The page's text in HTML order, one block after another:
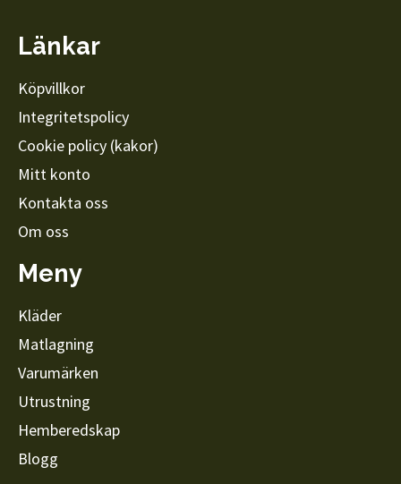
Länkar
Köpvillkor
Integritetspolicy
Cookie policy (kakor)
Mitt konto
Kontakta oss
Om oss
Meny
Kläder
Matlagning
Varumärken
Utrustning
Hemberedskap
Blogg